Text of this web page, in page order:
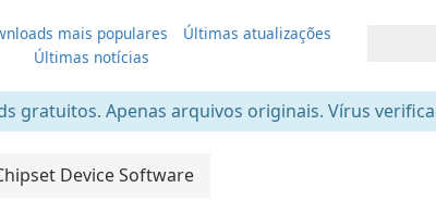
mais populares
Últimas atualizações
Últimas notícias
gratuitos. Apenas arquivos originais. Vírus
Device Software